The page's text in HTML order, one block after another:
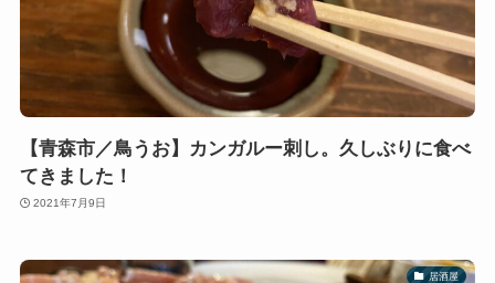
【青森市／鳥うお】カンガルー刺し。久しぶりに食べ
てきました！
2021年7月9日
居酒屋